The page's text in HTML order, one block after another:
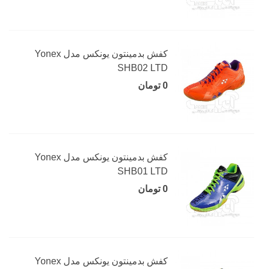
کفش بدمینتون یونکس مدل Yonex
SHB02 LTD
0 تومان
کفش بدمینتون یونکس مدل Yonex
SHB01 LTD
0 تومان
کفش بدمینتون یونکس مدل Yonex